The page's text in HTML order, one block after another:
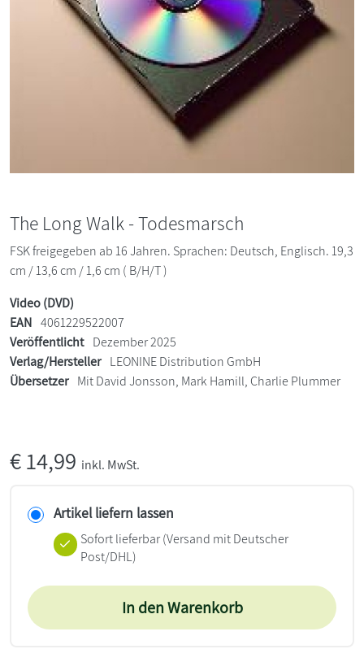
The Long Walk - Todesmarsch
FSK freigegeben ab 16 Jahren. Sprachen: Deutsch, Englisch. 19,3
cm / 13,6 cm / 1,6 cm ( B/H/T )
Video (DVD)
EAN 4061229522007
Veröffentlicht Dezember 2025
Verlag/Hersteller LEONINE Distribution GmbH
Übersetzer Mit David Jonsson, Mark Hamill, Charlie Plummer
€14,99 inkl. MwSt.
Artikel liefern lassen
Sofort lieferbar(Versand mit Deutscher
Post/DHL)
In den Warenkorb